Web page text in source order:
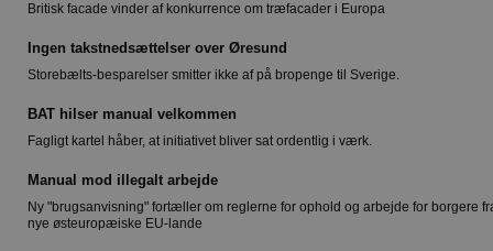
Britisk facade vinder af konkurrence om træfacader i Europa
Ingen takstnedsættelser over Øresund
Storebælts-besparelser smitter ikke af på bropenge til Sverige.
BAT hilser manual velkommen
Fagligt kartel håber, at initiativet bliver sat ordentlig i værk.
Manual mod illegalt arbejde
Ny "brugsanvisning" fortæller om reglerne for ophold og arbejde for borgere
nye østeuropæiske EU-lande